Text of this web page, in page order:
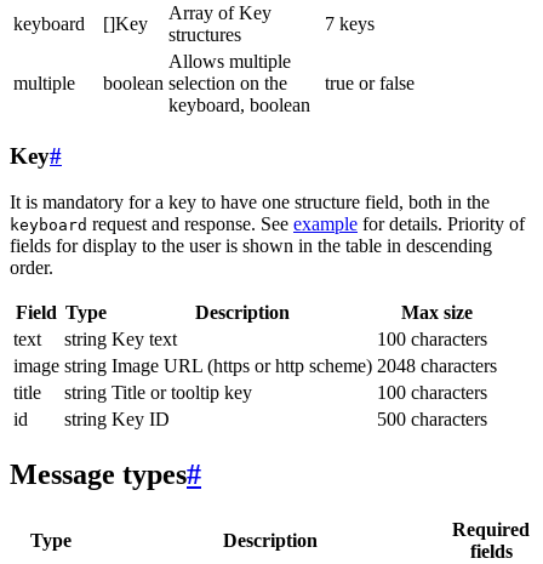
keyboard []Key
Array of Key
structures
7 keys
multiple boolean
Allows multiple
selection on the
keyboard, boolean
true or false
Key#
It is mandatory for a key to have one structure field, both in the
keyboard request and response. See example for details. Priority of
fields for display to the user is shown in the table in descending
order.
Field Type Description
Max size
text
string Key text
100 characters
image string Image URL (https or http scheme) 2048 characters
title
string Title or tooltip key
100 characters
id
string Key ID 500 characters
Message types#
Type Description
Required
fields